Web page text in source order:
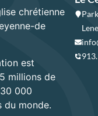
chrétienne
de
est
millions de
000
du monde.